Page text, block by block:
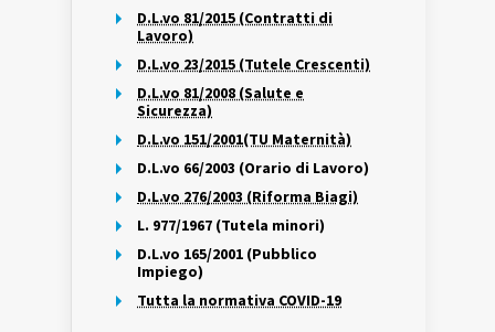
D.L.vo 81/2015 (Contratti di
Lavoro)
D.L.vo 23/2015 (Tutele Crescenti)
D.L.vo 81/2008 (Salute e
Sicurezza)
D.L.vo 151/2001(TU Maternità)
D.L.vo 66/2003 (Orario di Lavoro)
D.L.vo 276/2003 (Riforma Biagi)
L. 977/1967 (Tutela minori)
D.L.vo 165/2001 (Pubblico
Impiego)
Tutta la normativa COVID-19